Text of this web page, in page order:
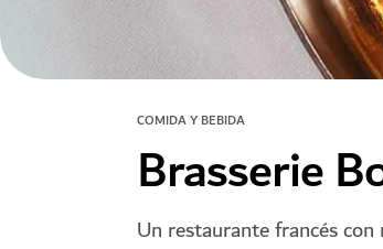
COMIDA Y BEBIDA
Brasserie
Un restaurante francés